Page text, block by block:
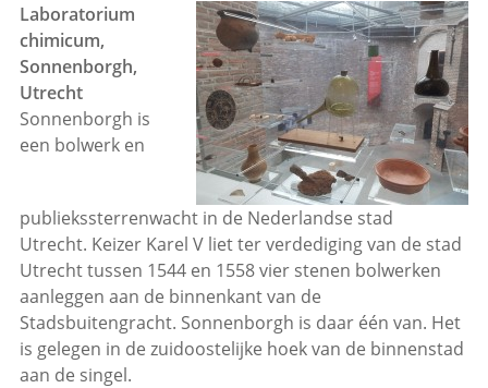
het
menu
Laboratorium
chimicum,
Sonnenborgh,
Utrecht
Sonnenborgh is
een bolwerk en
publiekssterrenwacht in de Nederlandse stad
Utrecht. Keizer Karel V liet ter verdediging van de stad
Utrecht tussen 1544 en 1558 vier stenen bolwerken
aanleggen aan de binnenkant van de
Stadsbuitengracht. Sonnenborgh is daar één van. Het
is gelegen in de zuidoostelijke hoek van de binnenstad
aan de singel.